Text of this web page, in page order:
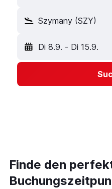
Szymany (SZY)
Di 8.9. - Di 15.9.
Finde den